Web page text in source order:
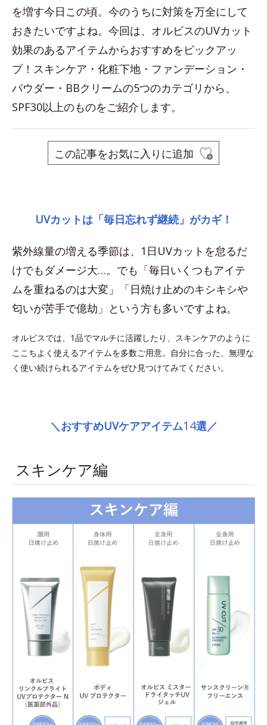
を増す今日この頃。今のうちに対策を万全にして
おきたいですよね。今回は、オルビスのUVカット
効果のあるアイテムからおすすめをピックアッ
プ！スキンケア・化粧下地・ファンデーション・
パウダー・BBクリームの5つのカテゴリから、
SPF30以上のものをご紹介します。
この記事をお気に入りに追加
UVカットは「毎日忘れず継続」がカギ！
紫外線量の増える季節は、1日UVカットを怠るだ
けでもダメージ大…。でも「毎日いくつもアイテ
ムを重ねるのは大変」「日焼け止めのキシキシや
匂いが苦手で億劫」という方も多いですよね。
オルビスでは、1品でマルチに活躍したり、スキンケアのように
ここちよく使えるアイテムを多数ご用意。自分に合った、無理な
く使い続けられるアイテムをぜひ見つけてみてください。
＼おすすめUVケアアイテム14選／
スキンケア編